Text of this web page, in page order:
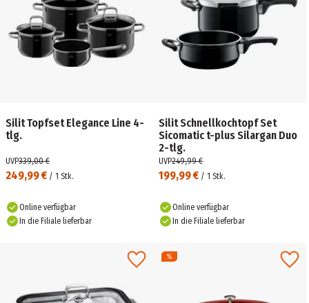
Silit Topfset Elegance Line 4-
tlg.
249,99 € / 1 Stk.
UVP339,00 €
Online verfügbar
In die Filiale lieferbar
Silit Schnellkochtopf Set
Sicomatic t-plus Silargan Duo
2-tlg.
199,99 € / 1 Stk.
UVP249,99 €
Online verfügbar
In die Filiale lieferbar